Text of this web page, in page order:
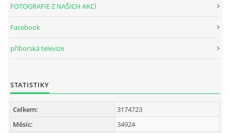
FOTOGRAFIE Z NAŠICH AKCÍ
Facebook
příborská televize
STATISTIKY
Celkem:
3174723
Měsíc:
34924